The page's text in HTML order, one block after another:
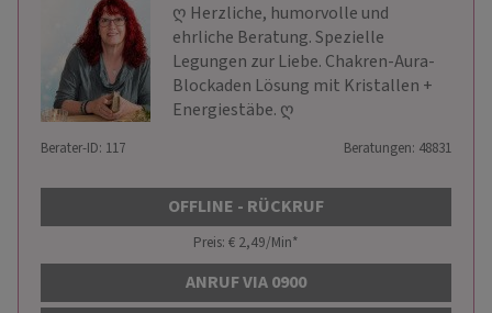
ღ Herzliche, humorvolle und
ehrliche Beratung. Spezielle
Legungen zur Liebe. Chakren-Aura-
Blockaden Lösung mit Kristallen +
Energiestäbe. ღ
Berater-ID: 117 Beratungen: 48831
OFFLINE - RÜCKRUF
Preis: € 2,49/Min*
ANRUF VIA 0900